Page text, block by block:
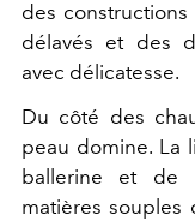
des
délavés et des
avec délicatesse.
Du côté des
peau domine. La
ballerine et de
matières